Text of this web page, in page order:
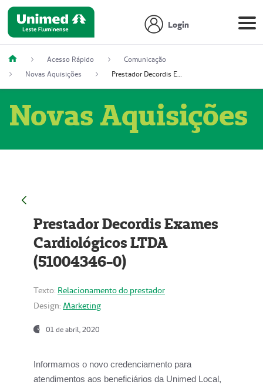
Login
Acesso Rápido
Comunicação
Novas Aquisições
Prestador Decordis Exames Cardiológicos LTDA (51004346-0)
Novas Aquisições
Prestador Decordis Exames
Cardiológicos LTDA
(51004346-0)
Texto: Relacionamento do prestador
Design: Marketing
01 de abril, 2020
Informamos o novo credenciamento para
atendimentos aos beneficiários da Unimed Local,